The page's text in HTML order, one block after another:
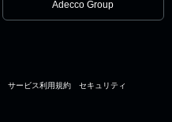
Adecco Group
サービス利用規約 セキュリティ